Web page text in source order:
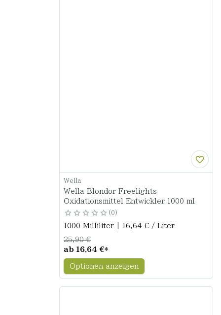
Wella
Wella Blondor Freelights
Oxidationsmittel Entwickler 1000 ml
0
1000 Milliliter | 16,64 € / Liter
ab 16,64 €*
25,90 €
Optionen anzeigen